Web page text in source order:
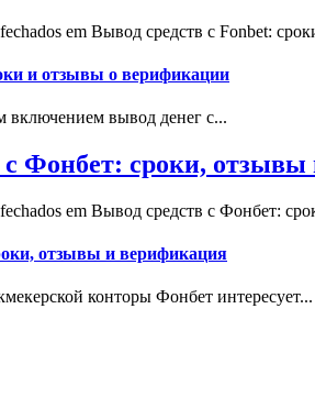
em Вывод средств с Fonbet:
и отзывы о верификации
включением вывод денег с...
с Фонбет: сроки,
em Вывод средств с Фонбет:
отзывы и верификация
конторы Фонбет интересует...